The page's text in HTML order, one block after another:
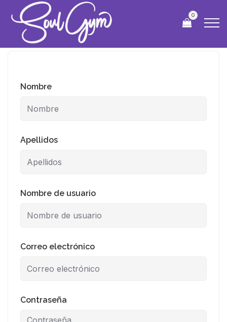
0
Nombre
Apellidos
Nombre de usuario
Correo electrónico
Contraseña